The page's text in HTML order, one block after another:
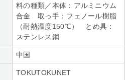
料の種類／本体：アルミニウム
合金 取っ手：フェノール樹脂
（耐熱温度150℃） とめ具：
ステンレス鋼
中国
TOKUTOKUNET